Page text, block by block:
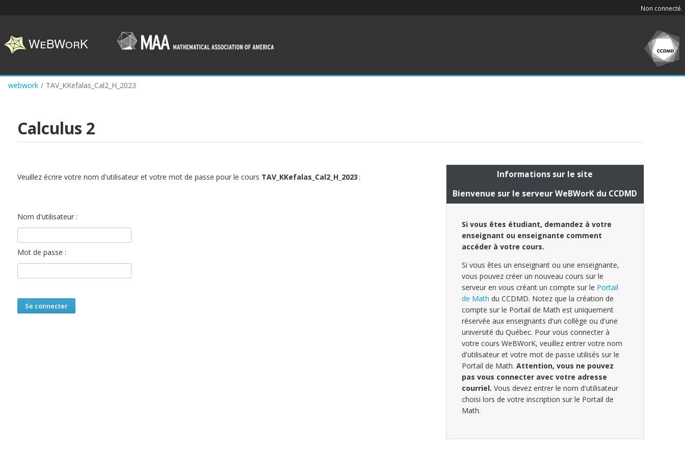
content
Non connecté.
webwork / TAV_KKefalas_Cal2_H_2023
Calculus 2
Veuillez écrire votre nom d'utilisateur et votre mot de passe pour le cours TAV_KKefalas_Cal2_H_2023 :
Nom d'utilisateur :
Mot de passe :
Informations sur le site
Bienvenue sur le serveur WeBWorK du CCDMD
Si vous êtes étudiant, demandez à votre
enseignant ou enseignante comment
accéder à votre cours.
Si vous êtes un enseignant ou une enseignante,
vous pouvez créer un nouveau cours sur le
serveur en vous créant un compte sur le Portail
de Math du CCDMD. Notez que la création de
compte sur le Portail de Math est uniquement
réservée aux enseignants d'un collège ou d'une
université du Québec. Pour vous connecter à
votre cours WeBWorK, veuillez entrer votre nom
d'utilisateur et votre mot de passe utilisés sur le
Portail de Math. Attention, vous ne pouvez
pas vous connecter avec votre adresse
courriel. Vous devez entrer le nom d'utilisateur
choisi lors de votre inscription sur le Portail de
Math.